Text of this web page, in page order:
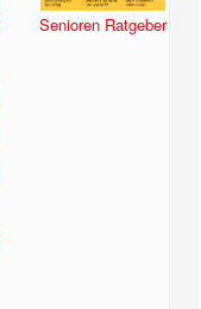
Senioren Ratgeber